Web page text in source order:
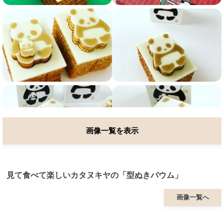
画像一覧を表示
見て食べて楽しいカタヌキヤの「型ぬきバウム」
画像一覧へ